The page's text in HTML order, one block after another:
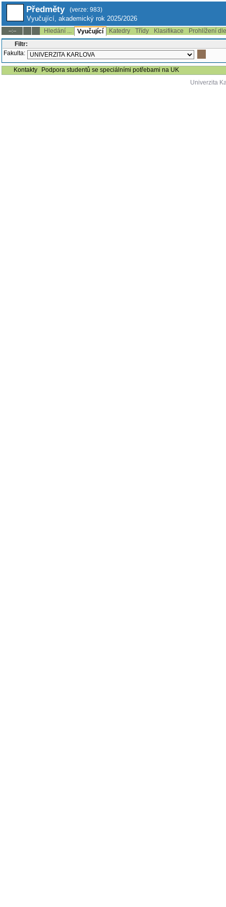
Předměty (verze: 983)
Vyučující, akademický rok 2025/2026
--:-- Hledání ... Vyučující Katedry Třídy Klasifikace
Prohlížení
Filtr:
Fakulta:
Kontakty
Podpora studentů se speciálními potřebami na UK
Univerzita